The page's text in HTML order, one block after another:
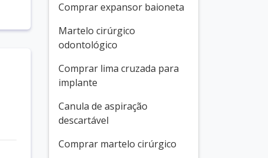
Comprar expansor baioneta
Martelo cirúrgico
odontológico
Comprar lima cruzada para
implante
Canula de aspiração
descartável
Comprar martelo cirúrgico